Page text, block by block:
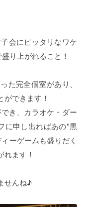
会にピッタリなワケ
り上がれること！
た完全個室があり、
できます！
き、カラオケ・ダー
に申し出ればあの"黒
ーゲームも盛りだく
れます！
せんね♪